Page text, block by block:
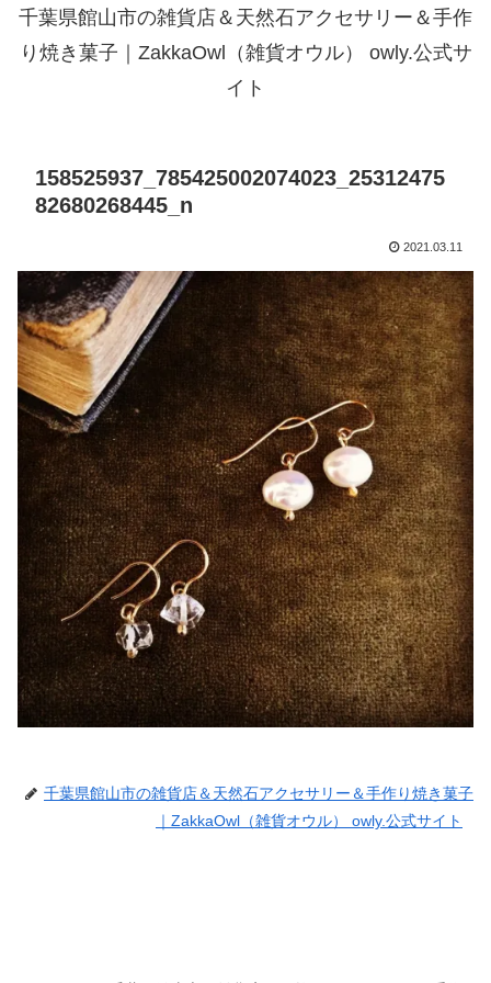
千葉県館山市の雑貨店＆天然石アクセサリー＆手作
り焼き菓子｜ZakkaOwl（雑貨オウル） owly.公式サ
イト
158525937_785425002074023_25312475
82680268445_n
2021.03.11
千葉県館山市の雑貨店＆天然石アクセサリー＆手作り焼き菓子
｜ZakkaOwl（雑貨オウル） owly.公式サイト